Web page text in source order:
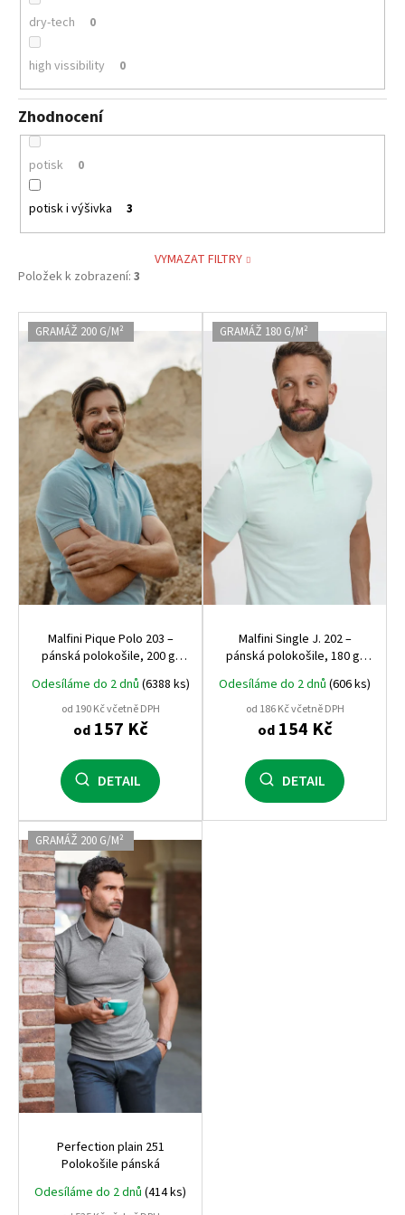
dry-tech 0
high vissibility 0
Zhodnocení
potisk 0
potisk i výšivka 3
VYMAZAT FILTRY
Položek k zobrazení: 3
V
ý
s
r
o
d
u
k
t
ů
GRAMÁŽ 200 G/M²
Malfini Pique Polo 203 –
pánská polokošile, 200 g,
pro firemní výšivku
Odesíláme do 2 dnů (6388 ks)
od 190 Kč včetně DPH
od157 Kč
DETAIL
GRAMÁŽ 180 G/M²
Malfini Single J. 202 –
pánská polokošile, 180 g,
potisk i výšivku
Odesíláme do 2 dnů (606 ks)
od 186 Kč včetně DPH
od154 Kč
DETAIL
GRAMÁŽ 200 G/M²
Perfection plain 251
Polokošile pánská
Odesíláme do 2 dnů (414 ks)